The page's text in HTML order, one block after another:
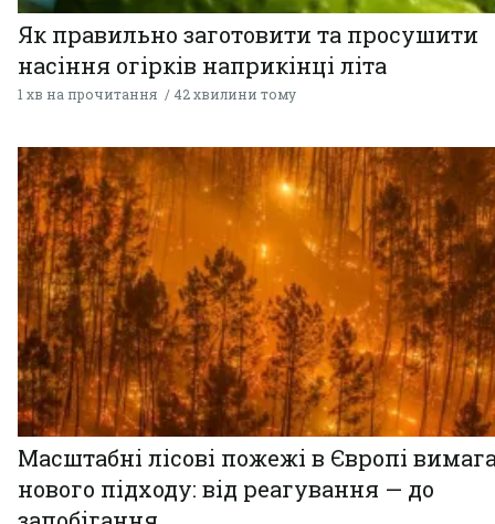
Як правильно заготовити та просушити
насіння огірків наприкінці літа
1 хв на прочитання 42 хвилини тому
Масштабні лісові пожежі в Європі
нового підходу: від реагування — до